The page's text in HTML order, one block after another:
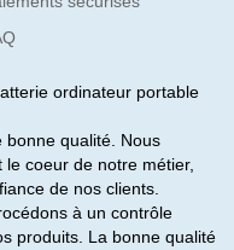
ordinateur portable
bonne qualité. Nous
coeur de notre métier,
de nos clients.
à un contrôle
produits. La bonne qualité